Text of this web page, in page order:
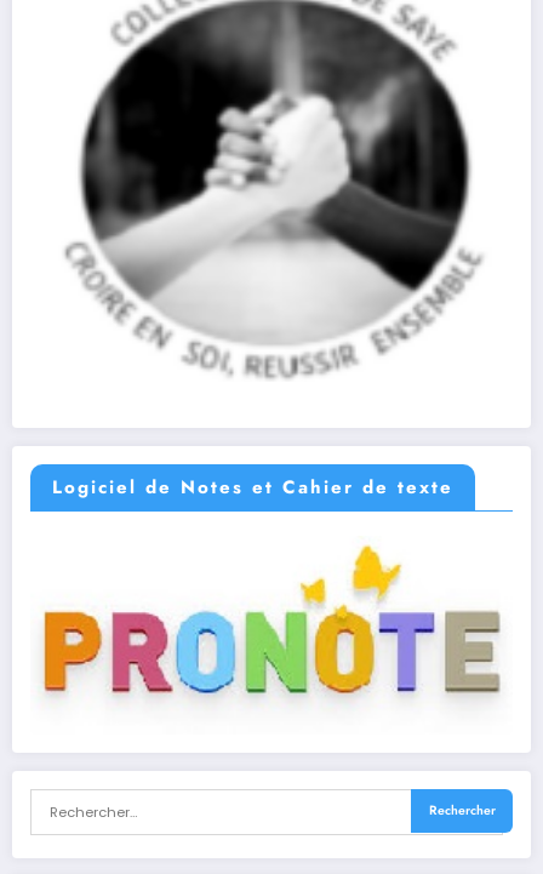
Logiciel de Notes et Cahier de texte